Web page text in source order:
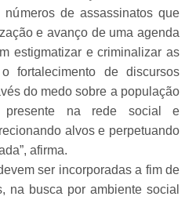
de assassinatos que
e avanço de uma agenda
estigmatizar e criminalizar as
fortalecimento de discursos
do medo sobre a população
presente na rede social e
alvos e perpetuando
afirma.
ser incorporadas a fim de
na busca por ambiente social